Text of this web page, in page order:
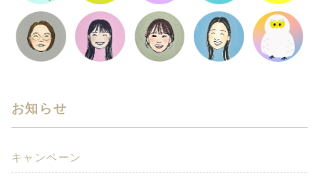
お知らせ
キャンペーン